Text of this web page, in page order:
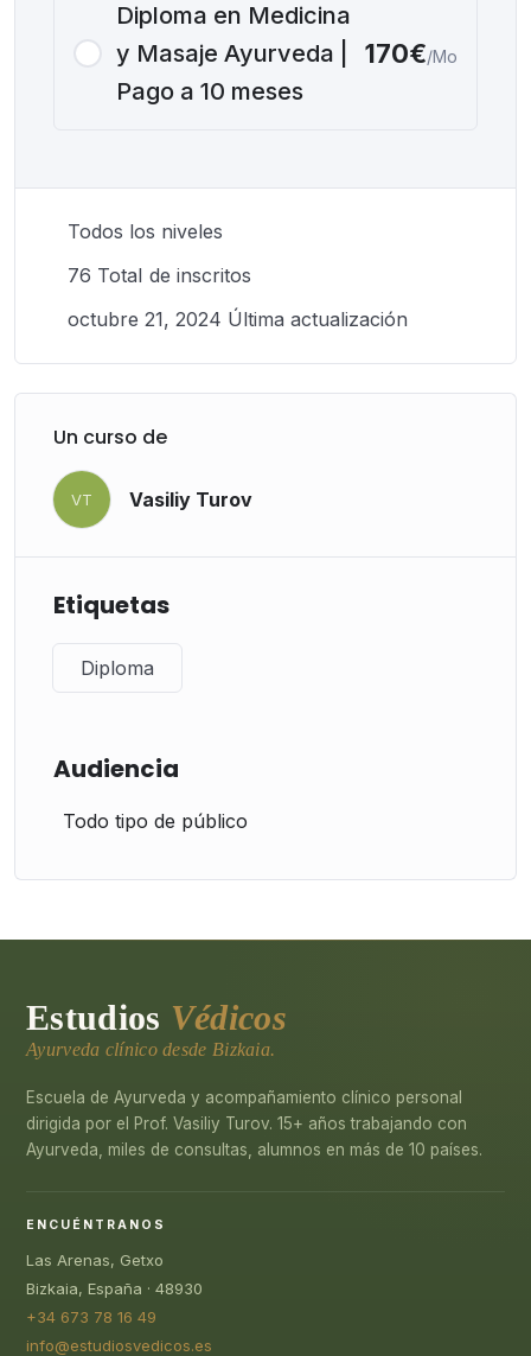
Diploma en Medicina
y Masaje Ayurveda |
Pago a 10 meses
170€/Mo
Todos los niveles
76 TotaI de inscritos
octubre 21, 2024 Última actualización
Un curso de
VT Vasiliy Turov
Etiquetas
Diploma
Audiencia
Todo tipo de público
Estudios Védicos
Ayurveda clínico desde Bizkaia.
Escuela de Ayurveda y acompañamiento clínico personal
dirigida por el Prof. Vasiliy Turov. 15+ años trabajando con
Ayurveda, miles de consultas, alumnos en más de 10 países.
ENCUÉNTRANOS
Las Arenas, Getxo
Bizkaia, España · 48930
+34 673 78 16 49
info@estudiosvedicos.es